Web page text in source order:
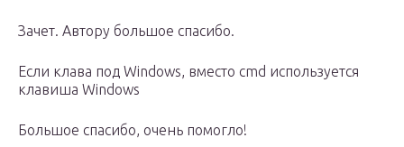
Зачет. Автору большое спасибо.
Если клава под Windows, вместо cmd используется
клавиша Windows
Большое спасибо, очень помогло!